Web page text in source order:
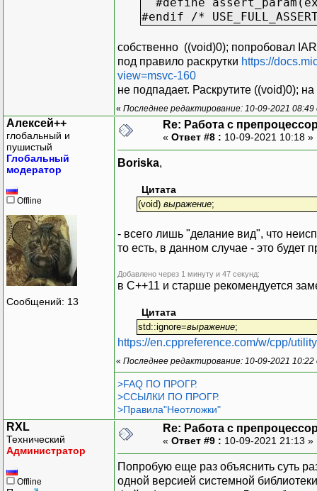
#endif /*
собственно ((void)0); попробовал
под правило раскрутки https://
view=msvc-160
не подпадает. Раскрутите ((void)0);
« Последнее редактирование: 10-09-2021
Алексей++
глобальный и
пушистый
Глобальный
модератор
Offline
Сообщений: 13
Re: Работа с
« Ответ #8 : 10-09-2021 10:18 »
Boriska,
Цитата
(void) выражение;
- всего лишь "делание вид", что
то есть, в данном случае - это будет
Добавлено через 1 минуту и 47 секунд:
в C++11 и старше рекомендуется
Цитата
std::ignore=выражение;
https://en.cppreference.com/w/cpp/
« Последнее редактирование: 10-09-2021
>FAQ ПО ПРОГР.
>ССЫЛКИ ПО ПРОГР.
>Правила"Неотложки"
RXL
Технический
Администратор
Offline
Re: Работа с
« Ответ #9 : 10-09-2021 21:13 »
Попробую еще раз объяснить суть
одной версией системной